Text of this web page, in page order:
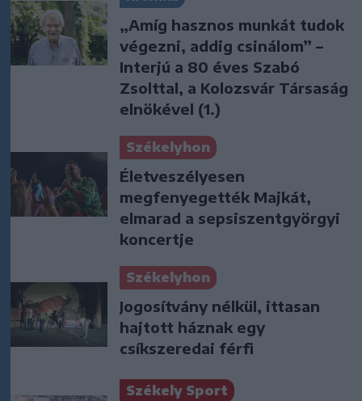
„Amíg hasznos munkát tudok
végezni, addig csinálom” –
Interjú a 80 éves Szabó
Zsolttal, a Kolozsvár Társaság
elnökével (1.)
Székelyhon
Életveszélyesen
megfenyegették Majkát,
elmarad a sepsiszentgyörgyi
koncertje
Székelyhon
Jogosítvány nélkül, ittasan
hajtott háznak egy
csíkszeredai férfi
Székely Sport